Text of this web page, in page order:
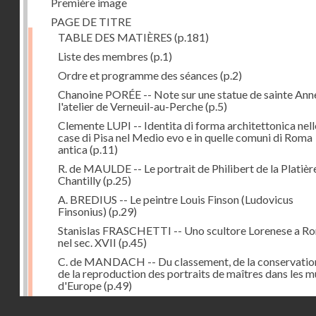
PAGE DE TITRE
TABLE DES MATIÈRES (p.181)
Liste des membres (p.1)
Ordre et programme des séances (p.2)
Chanoine PORÉE -- Note sur une statue de sainte
l'atelier de Verneuil-au-Perche(p.5)
Clemente LUPI -- Identita di forma architettonica
case di Pisa nel Medio evo e in quelle comuni di Roma
antica(p.11)
R. de MAULDE -- Le portrait de Philibert de la
Chantilly(p.25)
A. BREDIUS -- Le peintre Louis Finson (Ludovicus
Finsonius) (p.29)
Stanislas FRASCHETTI -- Uno scultore Lorenese a
nel sec. XVII (p.45)
C. de MANDACH -- Du classement, de la
de la reproduction des portraits de maîtres dans les
d'Europe(p.49)